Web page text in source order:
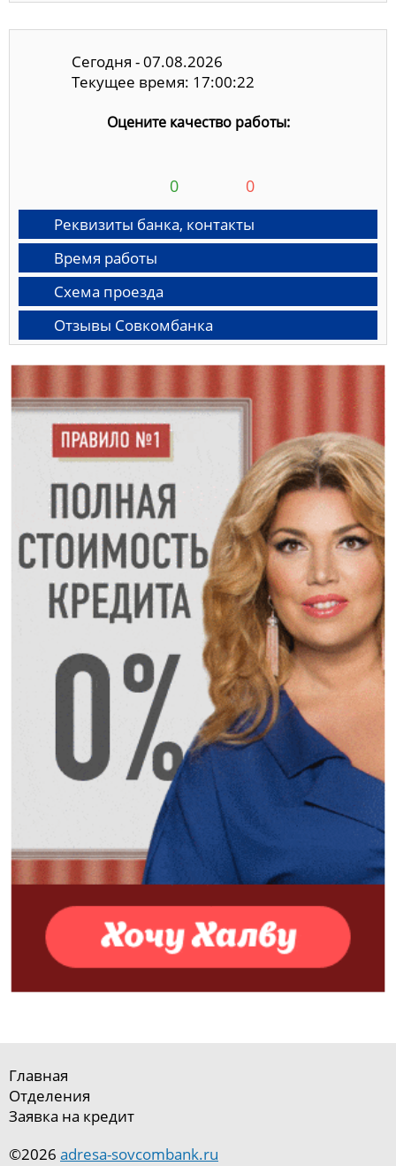
Сегодня - 07.08.2026
Текущее время: 17:00:23
Оцените качество работы:
0 0
Реквизиты банка, контакты
Время работы
Схема проезда
Отзывы Совкомбанка
Главная
Отделения
Заявка на кредит
©2026 adresa-sovcombank.ru